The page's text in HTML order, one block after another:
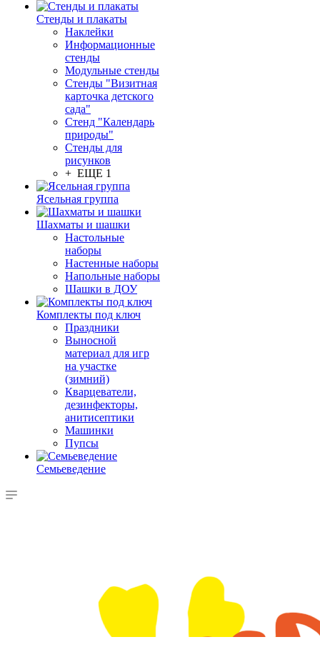
Стенды и плакаты
Наклейки
Информационные
стенды
Модульные стенды
Стенды "Визитная
карточка детского
сада"
Стенд "Календарь
природы"
Стенды для
рисунков
+ ЕЩЕ 1
Ясельная группа
Шахматы и шашки
Настольные
наборы
Настенные наборы
Напольные наборы
Шашки в ДОУ
Комплекты под ключ
Праздники
Выносной
материал для игр
на участке
(зимний)
Кварцеватели,
дезинфекторы,
анитисептики
Машинки
Пупсы
Семьеведение